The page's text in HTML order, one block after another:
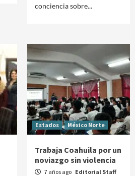
conciencia sobre...
Estados México Norte
Trabaja Coahuila por un
noviazgo sin violencia
7 años ago Editorial Staff